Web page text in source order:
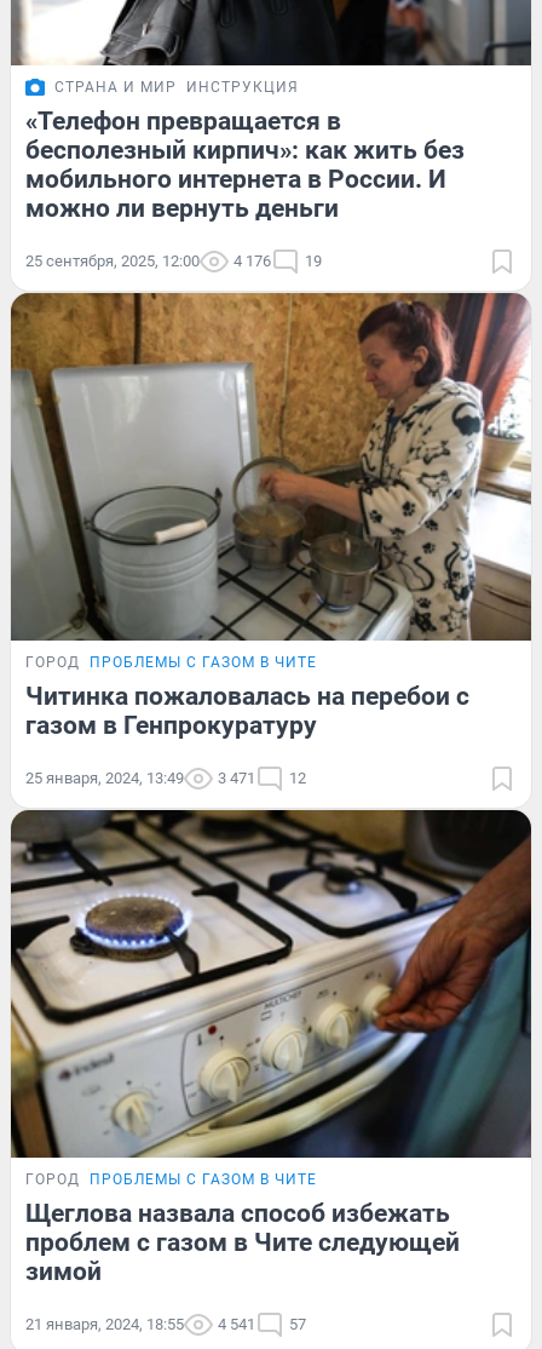
СТРАНА И МИР ИНСТРУКЦИЯ
«Телефон превращается в
бесполезный кирпич»: как жить без
мобильного интернета в России. И
можно ли вернуть деньги
25 сентября, 2025, 12:00 4 176 19
ГОРОД ПРОБЛЕМЫ С ГАЗОМ В ЧИТЕ
Читинка пожаловалась на перебои с
газом в Генпрокуратуру
25 января, 2024, 13:49 3 471 12
ГОРОД ПРОБЛЕМЫ С ГАЗОМ В ЧИТЕ
Щеглова назвала способ избежать
проблем с газом в Чите следующей
зимой
21 января, 2024, 18:55 4 541 57